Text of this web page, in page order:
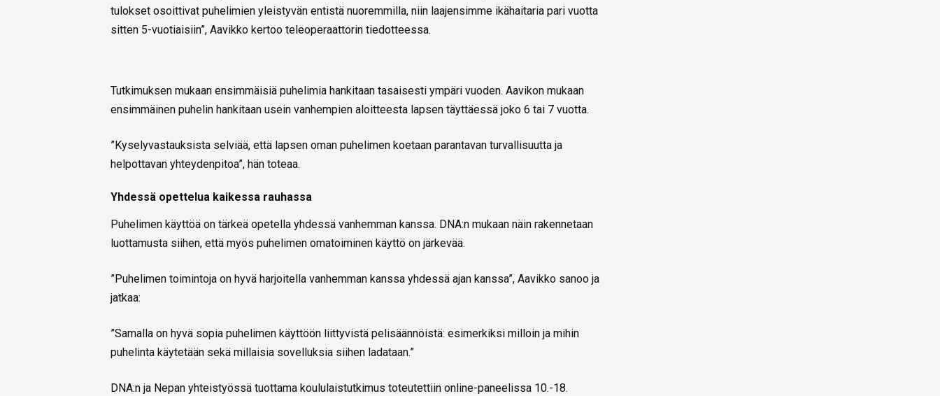
tulokset osoittivat puhelimien yleistyvän entistä nuoremmilla, niin laajensimme ikähaitaria pari vuotta
sitten 5-vuotiaisiin”, Aavikko kertoo teleoperaattorin tiedotteessa.
Tutkimuksen mukaan ensimmäisiä puhelimia hankitaan tasaisesti ympäri vuoden. Aavikon mukaan
ensimmäinen puhelin hankitaan usein vanhempien aloitteesta lapsen täyttäessä joko 6 tai 7 vuotta.
”Kyselyvastauksista selviää, että lapsen oman puhelimen koetaan parantavan turvallisuutta ja
helpottavan yhteydenpitoa”, hän toteaa.
Yhdessä opettelua kaikessa rauhassa
Puhelimen käyttöä on tärkeä opetella yhdessä vanhemman kanssa. DNA:n mukaan näin rakennetaan
luottamusta siihen, että myös puhelimen omatoiminen käyttö on järkevää.
”Puhelimen toimintoja on hyvä harjoitella vanhemman kanssa yhdessä ajan kanssa”, Aavikko sanoo ja
jatkaa:
”Samalla on hyvä sopia puhelimen käyttöön liittyvistä pelisäännöistä: esimerkiksi milloin ja mihin
puhelinta käytetään sekä millaisia sovelluksia siihen ladataan.”
DNA:n ja Nepan yhteistyössä tuottama koululaistutkimus toteutettiin online-paneelissa 10.-18.